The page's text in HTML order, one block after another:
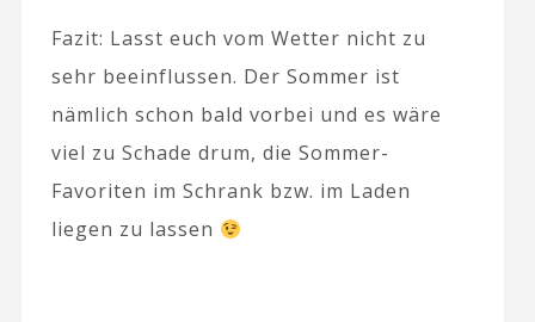
Fazit: Lasst euch vom Wetter nicht zu
sehr beeinflussen. Der Sommer ist
nämlich schon bald vorbei und es wäre
viel zu Schade drum, die Sommer-
Favoriten im Schrank bzw. im Laden
liegen zu lassen